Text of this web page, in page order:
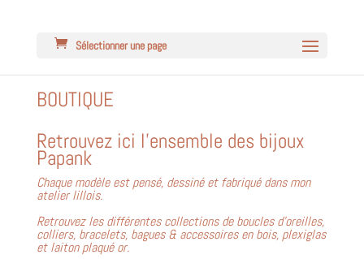
Sélectionner une page
BOUTIQUE
Retrouvez ici l’ensemble des bijoux
Papank
Chaque modèle est pensé, dessiné et fabriqué dans mon
atelier lillois.
Retrouvez les différentes collections de boucles d’oreilles,
colliers, bracelets, bagues & accessoires en bois, plexiglas
et laiton plaqué or.